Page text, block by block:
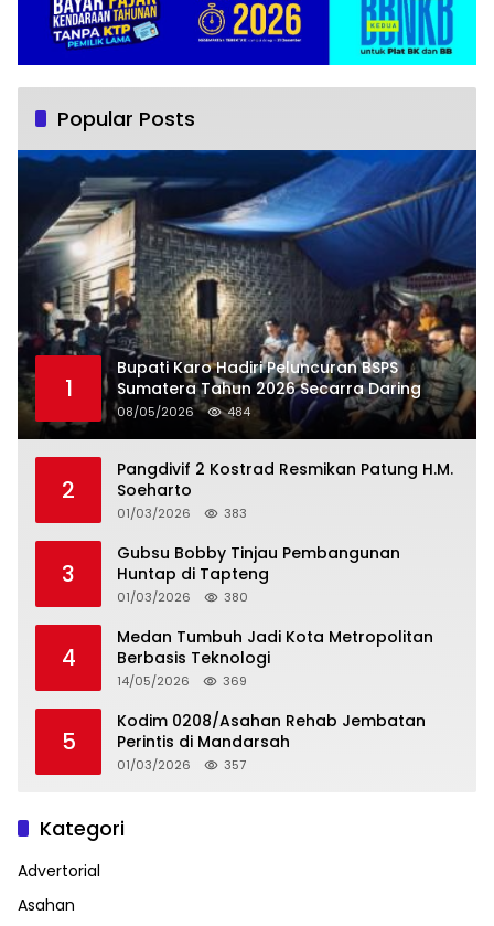
Popular Posts
1
Bupati Karo Hadiri Peluncuran BSPS
Sumatera Tahun 2026 Secarra Daring
08/05/2026 484
2
Pangdivif 2 Kostrad Resmikan Patung H.M.
Soeharto
01/03/2026 383
3
Gubsu Bobby Tinjau Pembangunan
Huntap di Tapteng
01/03/2026 380
4
Medan Tumbuh Jadi Kota Metropolitan
Berbasis Teknologi
14/05/2026 369
5
Kodim 0208/Asahan Rehab Jembatan
Perintis di Mandarsah
01/03/2026 357
Kategori
Advertorial
Asahan